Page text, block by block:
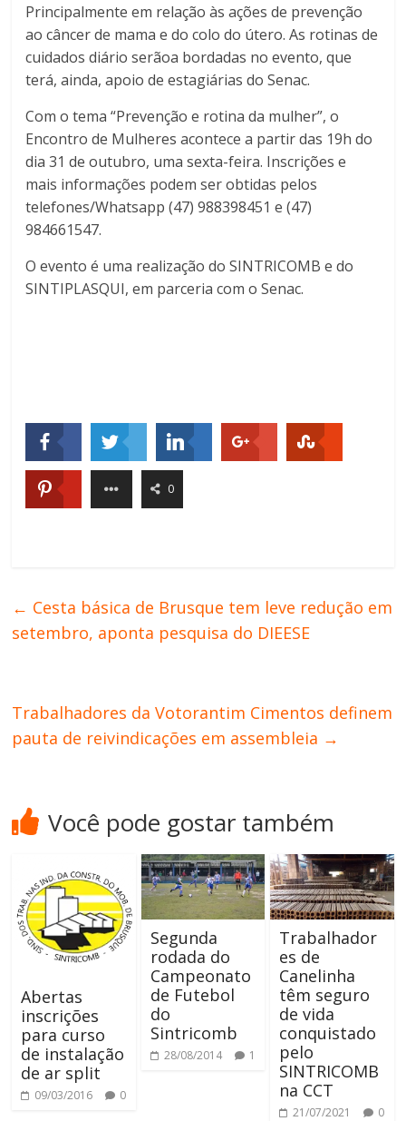
Principalmente em relação às ações de prevenção
ao câncer de mama e do colo do útero. As rotinas de
cuidados diário serãoa bordadas no evento, que
terá, ainda, apoio de estagiárias do Senac.
Com o tema “Prevenção e rotina da mulher”, o
Encontro de Mulheres acontece a partir das 19h do
dia 31 de outubro, uma sexta-feira. Inscrições e
mais informações podem ser obtidas pelos
telefones/Whatsapp (47) 988398451 e (47)
984661547.
O evento é uma realização do SINTRICOMB e do
SINTIPLASQUI, em parceria com o Senac.
0
← Cesta básica de Brusque tem leve redução em
setembro, aponta pesquisa do DIEESE
Trabalhadores da Votorantim Cimentos definem
pauta de reivindicações em assembleia →
Você pode gostar também
Abertas
inscrições
para curso
de instalação
de ar split
09/03/2016 0
Segunda
rodada do
Campeonato
de Futebol
do
Sintricomb
28/08/2014 1
Trabalhador
es de
Canelinha
têm seguro
de vida
conquistado
pelo
SINTRICOMB
na CCT
21/07/2021 0